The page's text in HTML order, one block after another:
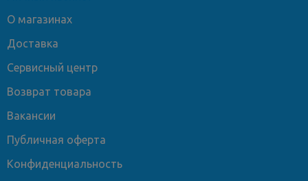
О магазинах
Доставка
Сервисный центр
Возврат товара
Вакансии
Публичная оферта
Конфиденциальность